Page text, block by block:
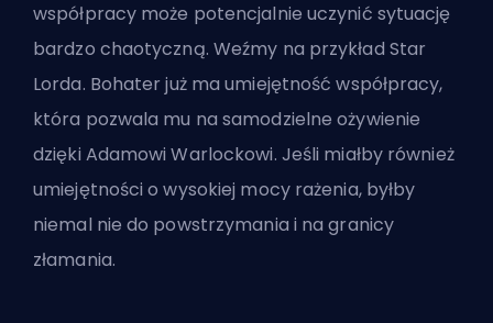
współpracy może potencjalnie uczynić sytuację
bardzo chaotyczną. Weźmy na przykład Star
Lorda. Bohater już ma umiejętność współpracy,
która pozwala mu na samodzielne ożywienie
dzięki Adamowi Warlockowi. Jeśli miałby również
umiejętności o wysokiej mocy rażenia, byłby
niemal nie do powstrzymania i na granicy
złamania.